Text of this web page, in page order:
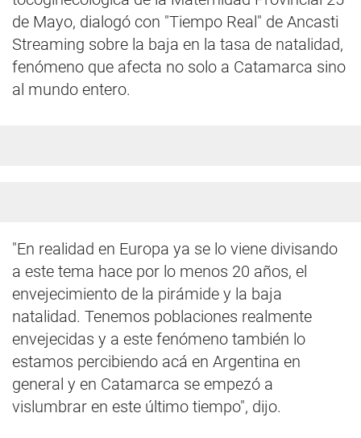
de Mayo, dialogó con "Tiempo Real" de Ancasti
Streaming sobre la baja en la tasa de natalidad,
fenómeno que afecta no solo a Catamarca sino
al mundo entero.
"En realidad en Europa ya se lo viene divisando
a este tema hace por lo menos 20 años, el
envejecimiento de la pirámide y la baja
natalidad. Tenemos poblaciones realmente
envejecidas y a este fenómeno también lo
estamos percibiendo acá en Argentina en
general y en Catamarca se empezó a
vislumbrar en este último tiempo", dijo.